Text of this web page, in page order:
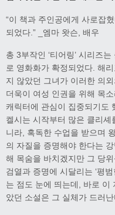
“이 책과 주인공에게 사로잡
되었다.” _엠마 왓슨, 배우
총 3부작인 ‘티어링’ 시리즈
로 영화화가 확정되었다. 해
지 않았던 그녀가 이러한 의
더욱이 여성 인권을 위해 목
캐릭터에 관심이 집중되기도
켈시는 시작부터 많은 클리셰
니라, 혹독한 수업을 받으며
의 자질을 증명해야 한다는
해 목숨을 바치겠지만 그 당
검열과 증명에 시달리는 ‘평
는 점도 눈에 띄는데, 바로 이
았던 소설은 그 실체가 드러난